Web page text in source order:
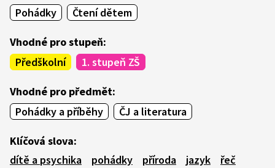
Pohádky
Čtení dětem
Vhodné pro stupeň:
Předškolní
1. stupeň ZŠ
Vhodné pro předmět:
Pohádky a příběhy
ČJ a literatura
Klíčová slova:
dítě a psychika
pohádky příroda jazyk
řeč